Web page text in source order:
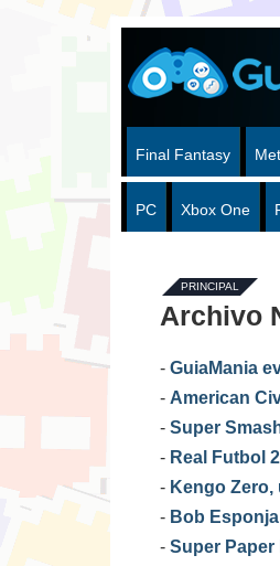
Final Fantasy
PC Xbox One
PRINCIPAL
Archivo
- GuiaMania
- American
- Super
- Real Futbol
- Kengo
- Bob
- Super Paper